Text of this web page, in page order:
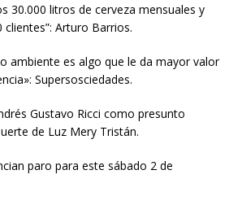
30.000 litros de cerveza mensuales y
Arturo Barrios.
ambiente es algo que le da mayor valor
Supersosciedades.
Gustavo Ricci como presunto
de Luz Mery Tristán.
paro para este sábado 2 de